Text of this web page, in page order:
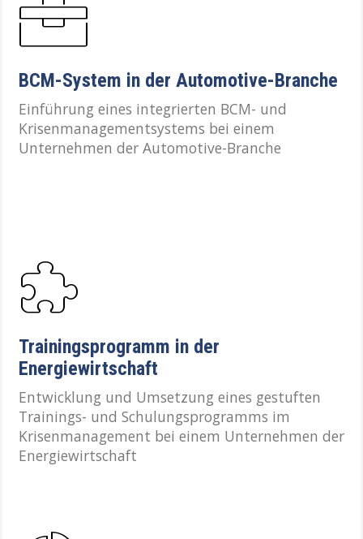
BCM-System in der Automotive-Branche
Einführung eines integrierten BCM- und
Krisenmanagementsystems bei einem
Unternehmen der Automotive-Branche
Trainingsprogramm in der
Energiewirtschaft
Entwicklung und Umsetzung eines gestuften
Trainings- und Schulungsprogramms im
Krisenmanagement bei einem Unternehmen der
Energiewirtschaft